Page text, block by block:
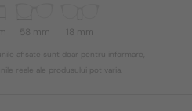
58 mm 18 mm
afișate sunt doar pentru informare,
reale ale produsului pot varia.